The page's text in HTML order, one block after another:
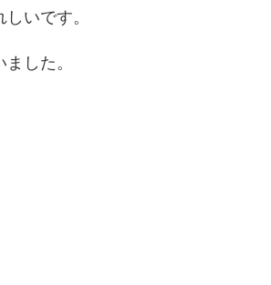
いです。
した。